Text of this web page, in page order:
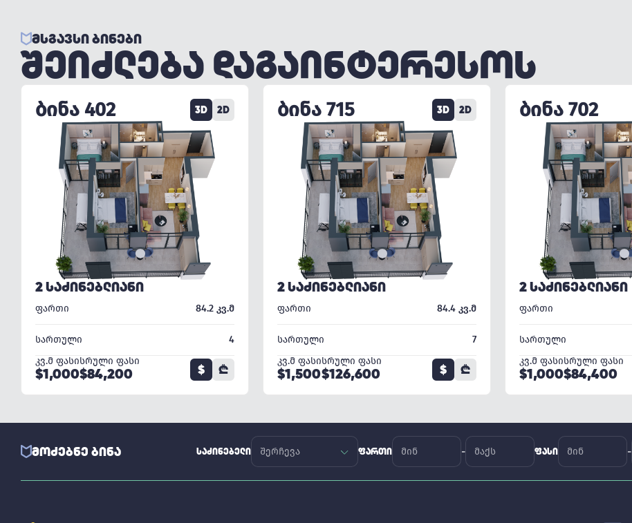
ᲛᲡᲒᲐᲕᲡᲘ ᲑᲘᲜᲔᲑᲘ
ᲨᲔᲘᲫᲚᲔᲑᲐ ᲓᲐᲒᲐᲘᲜᲢᲔᲠᲔᲡᲝᲡ
ᲑᲘᲜᲐ 402 3D 2D
2 ᲡᲐᲫᲘᲜᲔᲑᲚᲘᲐᲜᲘ
ფართი 84.2 კვ.მ
სართული
4
კვ.მ ფასი
$1,000
სრული ფასი
$84,200 $ ₾
ᲑᲘᲜᲐ 715 3D 2D
2 ᲡᲐᲫᲘᲜᲔᲑᲚᲘᲐᲜᲘ
ფართი 84.4 კვ.მ
სართული
7
კვ.მ ფასი
$1,500
სრული ფასი
$126,600 $ ₾
ᲑᲘᲜᲐ 702
2 ᲡᲐᲫᲘᲜᲔᲑᲚᲘᲐᲜᲘ
ფართი
სართული
კვ.მ ფასი
$1,000
სრული ფასი
$84,400
ᲛᲝᲫᲔᲑᲜᲔ ᲑᲘᲜᲐ ᲡᲐᲫᲘᲜᲔᲑᲔᲚᲘ ᲤᲐᲠᲗᲘ - ᲤᲐᲡᲘ -